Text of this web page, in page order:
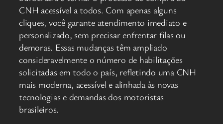
CNH acessível a todos. Com apenas alguns
cliques, você garante atendimento imediato e
personalizado, sem precisar enfrentar filas ou
demoras. Essas mudanças têm ampliado
consideravelmente o número de habilitações
solicitadas em todo o país, refletindo uma CNH
mais moderna, acessível e alinhada às novas
tecnologias e demandas dos motoristas
brasileiros.